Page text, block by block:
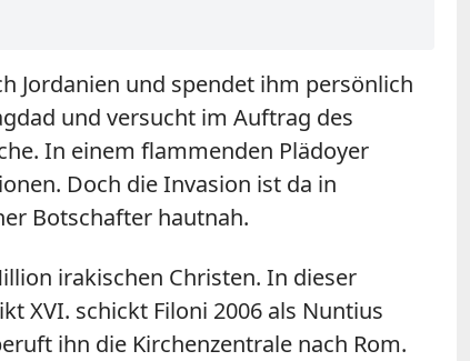
Jordanien und spendet ihm persönlich
und versucht im Auftrag des
In einem flammenden Plädoyer
Doch die Invasion ist da in
Botschafter hautnah.
irakischen Christen. In dieser
XVI. schickt Filoni 2006 als Nuntius
ihn die Kirchenzentrale nach Rom.